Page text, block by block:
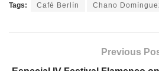
Tags: Café Berlín Chano
Previous